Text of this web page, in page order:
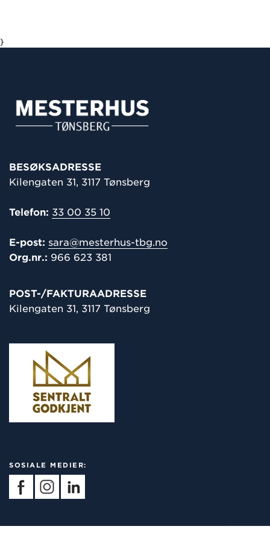
}
BESØKSADRESSE
Kilengaten 31, 3117 Tønsberg
Telefon: 33 00 35 10
E-post: sara@mesterhus-tbg.no
Org.nr.: 966 623 381
POST-/FAKTURAADRESSE
Kilengaten 31, 3117 Tønsberg
SOSIALE MEDIER: